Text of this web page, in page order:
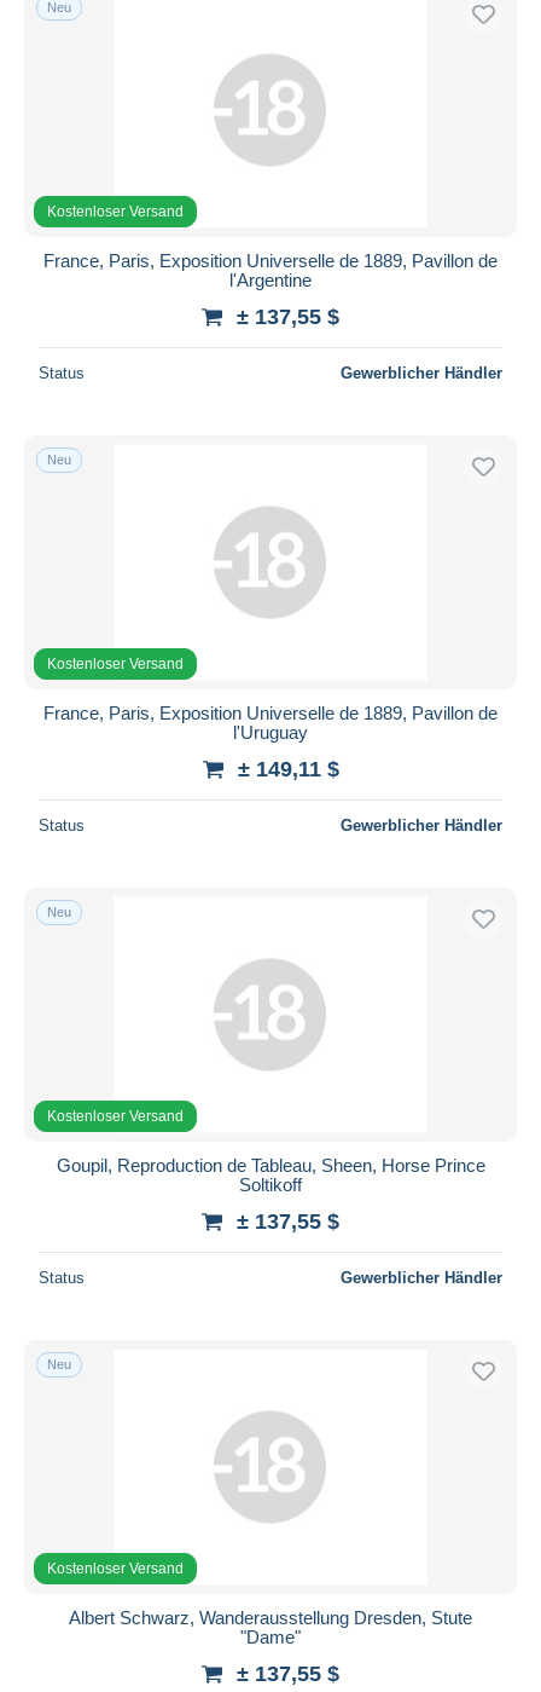
Kostenloser Versand
Banküberweisung
Mastercard
iDeal
Wohnsitz des Verkäufers
Übernehmen
Neu
Kostenloser Versand
France, Paris, Exposition Universelle de 1889, Pavillon de
l'Argentine
± 137,55 $
Status Gewerblicher Händler
Neu
Kostenloser Versand
France, Paris, Exposition Universelle de 1889, Pavillon de
l'Uruguay
± 149,11 $
Status Gewerblicher Händler
Neu
Kostenloser Versand
Goupil, Reproduction de Tableau, Sheen, Horse Prince
Soltikoff
± 137,55 $
Status Gewerblicher Händler
Neu
Kostenloser Versand
Albert Schwarz, Wanderausstellung Dresden, Stute
"Dame"
± 137,55 $